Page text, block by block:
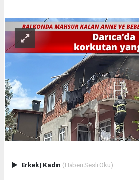
Erkek| Kadın (Haberi Sesli Oku)